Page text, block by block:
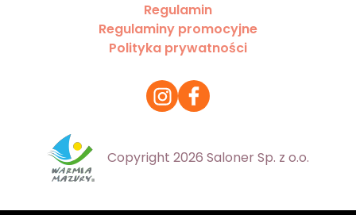
Regulamin
Regulaminy promocyjne
Polityka prywatności
Copyright 2026 Saloner Sp. z o.o.